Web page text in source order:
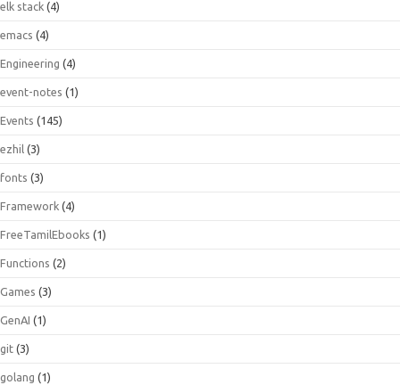
elk stack (4)
emacs (4)
Engineering (4)
event-notes (1)
Events (145)
ezhil (3)
fonts (3)
Framework (4)
FreeTamilEbooks (1)
Functions (2)
Games (3)
GenAI (1)
git (3)
golang (1)